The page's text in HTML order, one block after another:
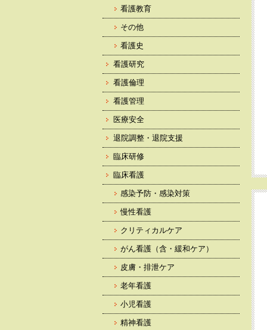
看護教育
その他
看護史
看護研究
看護倫理
看護管理
医療安全
退院調整・退院支援
臨床研修
臨床看護
感染予防・感染対策
慢性看護
クリティカルケア
がん看護（含・緩和ケア）
皮膚・排泄ケア
老年看護
小児看護
精神看護